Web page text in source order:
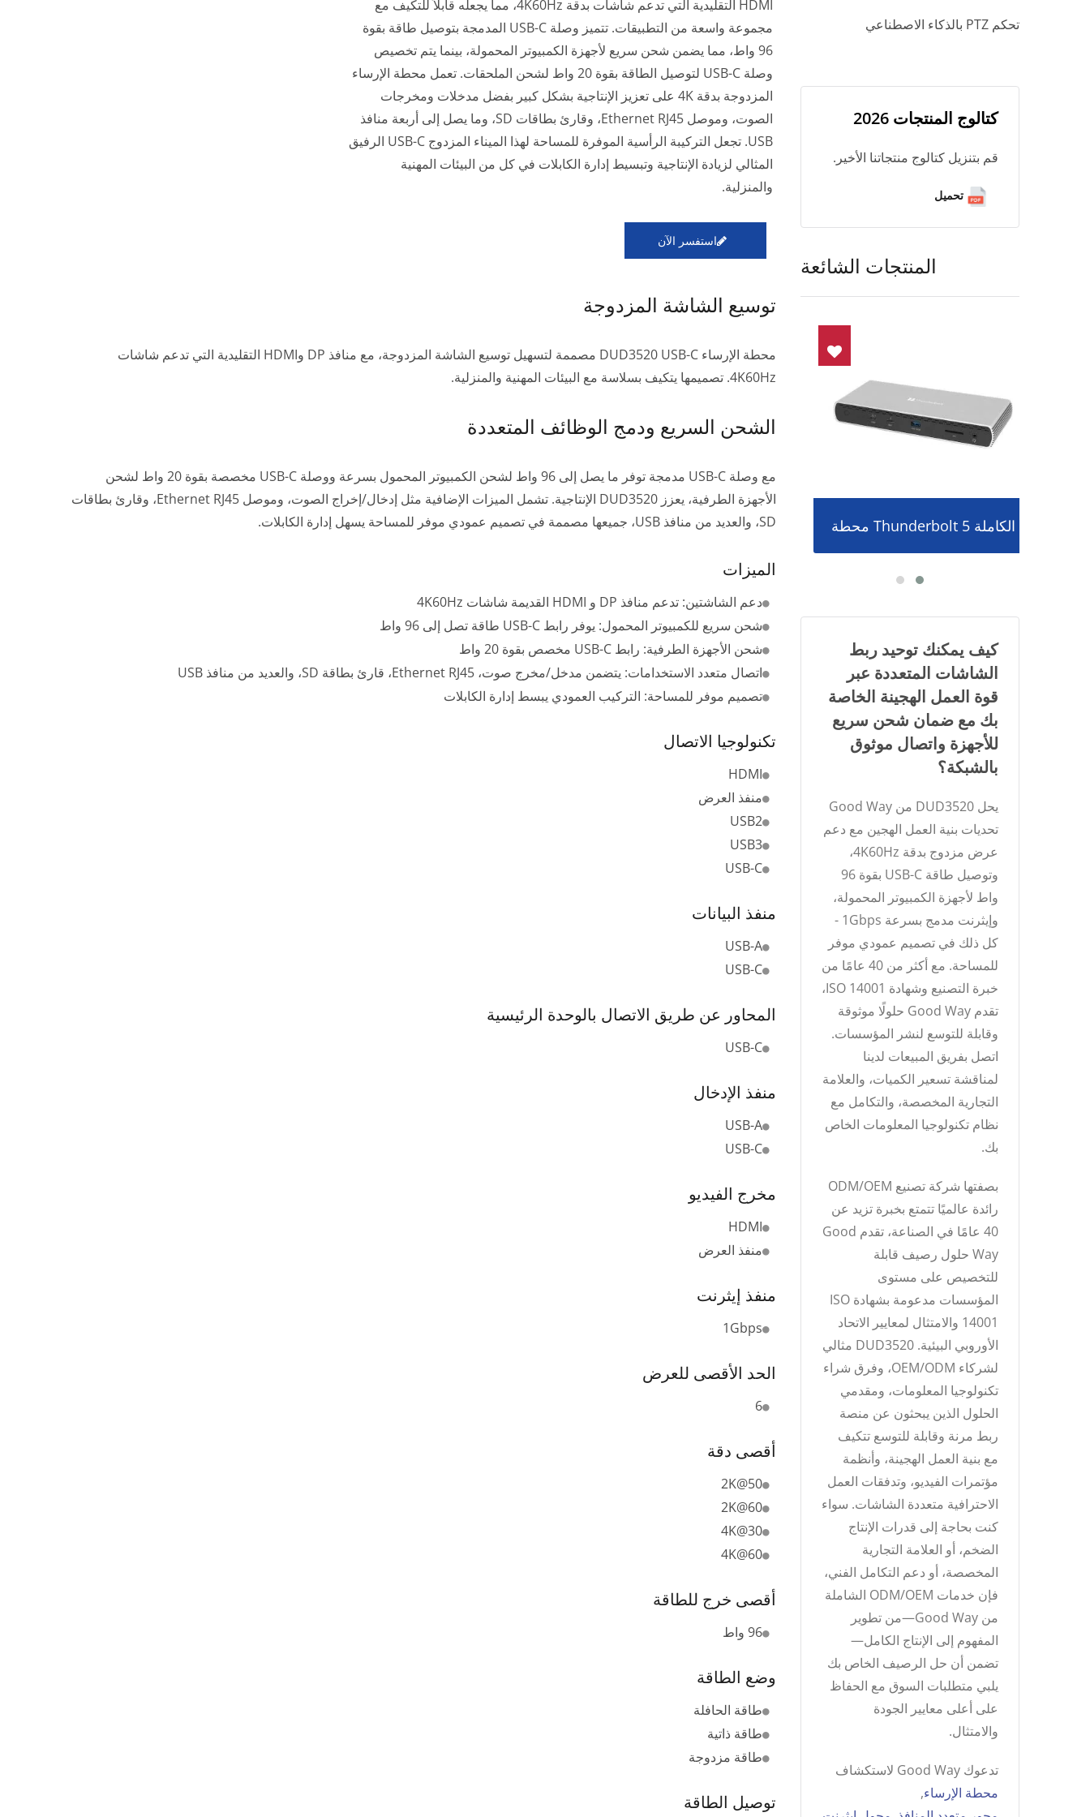
HDMI التقليدية التي تدعم شاشات بدقة 4K60Hz، مما يجعله قابلاً للتكيف مع
مجموعة واسعة من التطبيقات. تتميز وصلة USB-C المدمجة بتوصيل طاقة بقوة
96 واط، مما يضمن شحن سريع لأجهزة الكمبيوتر المحمولة، بينما يتم تخصيص
وصلة USB-C لتوصيل الطاقة بقوة 20 واط لشحن الملحقات. تعمل محطة الإرساء
المزدوجة بدقة 4K على تعزيز الإنتاجية بشكل كبير بفضل مدخلات ومخرجات
الصوت، وموصل Ethernet RJ45، وقارئ بطاقات SD، وما يصل إلى أربعة منافذ
USB. تجعل التركيبة الرأسية الموفرة للمساحة لهذا الميناء المزدوج USB-C الرفيق
المثالي لزيادة الإنتاجية وتبسيط إدارة الكابلات في كل من البيئات المهنية
والمنزلية.
استفسر الآن
توسيع الشاشة المزدوجة
محطة الإرساء DUD3520 USB-C مصممة لتسهيل توسيع الشاشة المزدوجة، مع منافذ DP وHDMI التقليدية التي تدعم شاشات
4K60Hz. تصميمها يتكيف بسلاسة مع البيئات المهنية والمنزلية.
الشحن السريع ودمج الوظائف المتعددة
مع وصلة USB-C مدمجة توفر ما يصل إلى 96 واط لشحن الكمبيوتر المحمول بسرعة ووصلة USB-C مخصصة بقوة 20 واط لشحن
الأجهزة الطرفية، يعزز DUD3520 الإنتاجية. تشمل الميزات الإضافية مثل إدخال/إخراج الصوت، وموصل Ethernet RJ45، وقارئ بطاقات
SD، والعديد من منافذ USB، جميعها مصممة في تصميم عمودي موفر للمساحة يسهل إدارة الكابلات.
الميزات
دعم الشاشتين: تدعم منافذ DP و HDMI القديمة شاشات 4K60Hz
شحن سريع للكمبيوتر المحمول: يوفر رابط USB-C طاقة تصل إلى 96 واط
شحن الأجهزة الطرفية: رابط USB-C مخصص بقوة 20 واط
اتصال متعدد الاستخدامات: يتضمن مدخل/مخرج صوت، Ethernet RJ45، قارئ بطاقة SD، والعديد من منافذ USB
تصميم موفر للمساحة: التركيب العمودي يبسط إدارة الكابلات
تكنولوجيا الاتصال
HDMI
منفذ العرض
USB2
USB3
USB-C
منفذ البيانات
USB-A
USB-C
المحاور عن طريق الاتصال بالوحدة الرئيسية
USB-C
منفذ الإدخال
USB-A
USB-C
مخرج الفيديو
HDMI
منفذ العرض
منفذ إيثرنت
1Gbps
الحد الأقصى للعرض
6
أقصى دقة
2K@50
2K@60
4K@30
4K@60
أقصى خرج للطاقة
96 واط
وضع الطاقة
طاقة الحافلة
طاقة ذاتية
طاقة مزدوجة
توصيل الطاقة
تحكم PTZ بالذكاء الاصطناعي
كتالوج المنتجات 2026
قم بتنزيل كتالوج منتجاتنا الأخير.
تحميل
المنتجات الشائعة
Dongle العرض اللاسلكي P2P محطة Thunderbolt 5 الكاملة Dongle العرض اللاسلكي P2P محطة Thunderbolt 5 الكاملة
كيف يمكنك توحيد ربط
الشاشات المتعددة عبر
قوة العمل الهجينة الخاصة
بك مع ضمان شحن سريع
للأجهزة واتصال موثوق
بالشبكة؟
يحل DUD3520 من Good Way
تحديات بنية العمل الهجين مع دعم
عرض مزدوج بدقة 4K60Hz،
وتوصيل طاقة USB-C بقوة 96
واط لأجهزة الكمبيوتر المحمولة،
وإيثرنت مدمج بسرعة 1Gbps -
كل ذلك في تصميم عمودي موفر
للمساحة. مع أكثر من 40 عامًا من
خبرة التصنيع وشهادة ISO 14001،
تقدم Good Way حلولًا موثوقة
وقابلة للتوسع لنشر المؤسسات.
اتصل بفريق المبيعات لدينا
لمناقشة تسعير الكميات، والعلامة
التجارية المخصصة، والتكامل مع
نظام تكنولوجيا المعلومات الخاص
بك.
بصفتها شركة تصنيع ODM/OEM
رائدة عالميًا تتمتع بخبرة تزيد عن
40 عامًا في الصناعة، تقدم Good
Way حلول رصيف قابلة
للتخصيص على مستوى
المؤسسات مدعومة بشهادة ISO
14001 والامتثال لمعايير الاتحاد
الأوروبي البيئية. DUD3520 مثالي
لشركاء OEM/ODM، وفرق شراء
تكنولوجيا المعلومات، ومقدمي
الحلول الذين يبحثون عن منصة
ربط مرنة وقابلة للتوسع تتكيف
مع بنية العمل الهجينة، وأنظمة
مؤتمرات الفيديو، وتدفقات العمل
الاحترافية متعددة الشاشات. سواء
كنت بحاجة إلى قدرات الإنتاج
الضخم، أو العلامة التجارية
المخصصة، أو دعم التكامل الفني،
فإن خدمات ODM/OEM الشاملة
من Good Way—من تطوير
المفهوم إلى الإنتاج الكامل—
تضمن أن حل الرصيف الخاص بك
يلبي متطلبات السوق مع الحفاظ
على أعلى معايير الجودة
والامتثال.
تدعوك Good Way لاستكشاف
محطة الإرساء,